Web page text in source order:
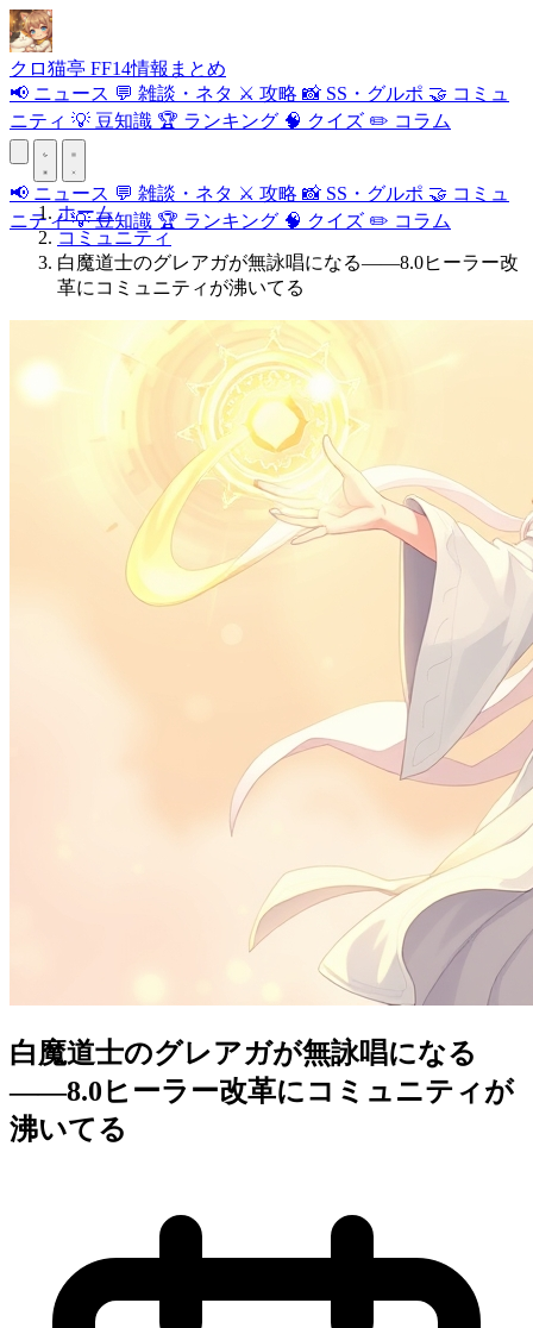
クロ猫亭 FF14情報まとめ
📢 ニュース 💬 雑談・ネタ ⚔️ 攻略 📸 SS・グルポ 🤝 コミュ
ニティ 💡 豆知識 🏆 ランキング 🧠 クイズ ✏️ コラム
📢 ニュース 💬 雑談・ネタ ⚔️ 攻略 📸 SS・グルポ 🤝 コミュ
ニティ💡豆知識 🏆 ランキング 🧠 クイズ ✏️ コラム
ホーム
コミュニティ
白魔道士のグレアガが無詠唱になる——8.0ヒーラー改
革にコミュニティが沸いてる
白魔道士のグレアガが無詠唱になる
——8.0ヒーラー改革にコミュニティが
沸いてる